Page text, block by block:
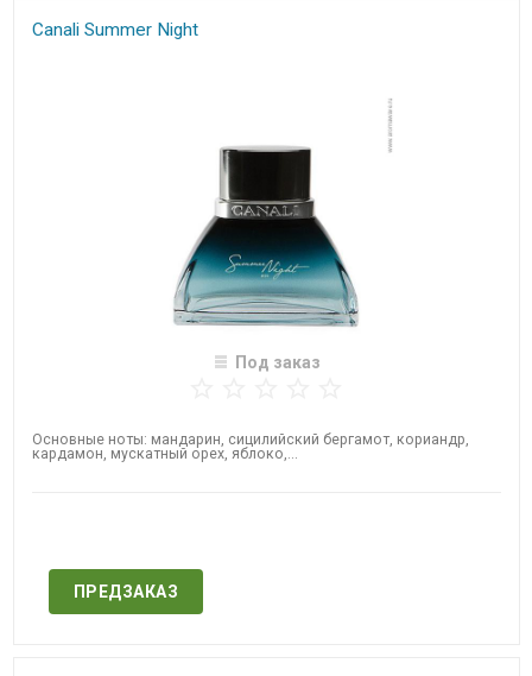
Canali Summer Night
Под заказ
Основные ноты: мандарин, сицилийский бергамот, кориандр,
кардамон, мускатный орех, яблоко,...
ПРЕДЗАКАЗ